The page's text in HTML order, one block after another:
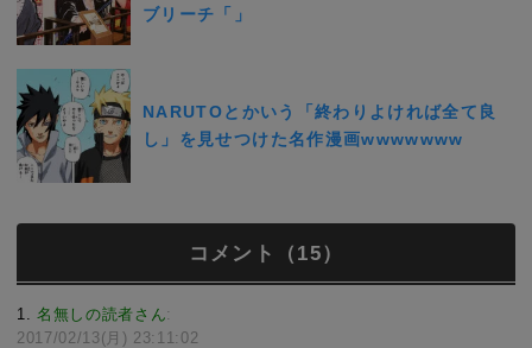
ブリーチ「」
NARUTOとかいう「終わりよければ全て良
し」を見せつけた名作漫画wwwwwww
コメント（15）
1 名無しの読者さん:
2017/02/13(月) 23:11:02